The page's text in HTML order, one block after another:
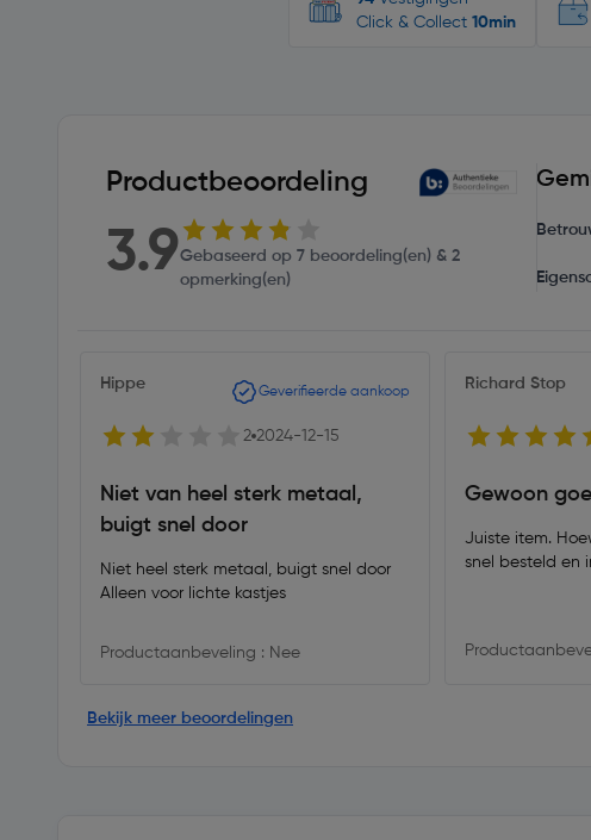
Click & Collect 10min
Productbeoordeling
3.9Gebaseerd op 7 beoordeling(en) & 2
opmerking(en)
Hippe Geverifieerde aankoop
2 2024-12-15
Niet van heel sterk metaal,
buigt snel door
Niet heel sterk metaal, buigt snel door
Alleen voor lichte kastjes
Productaanbeveling : Nee
Richard Stop
Gewoon
Juiste item.
snel besteld en
Bekijk meer beoordelingen